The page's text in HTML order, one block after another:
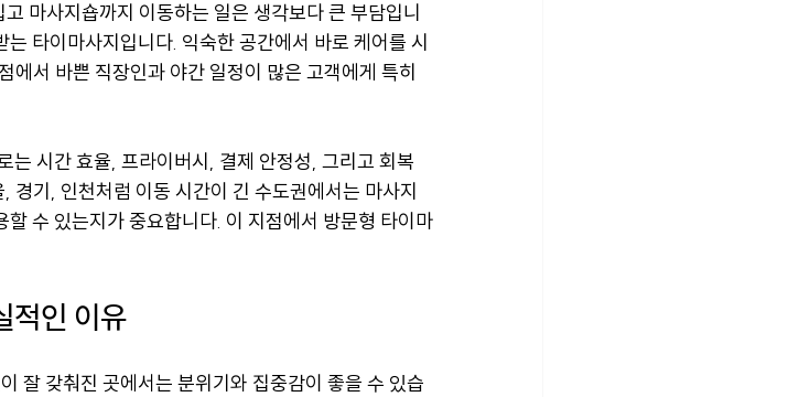
마사지숍까지 이동하는 일은 생각보다 큰 부담입니
타이마사지입니다. 익숙한 공간에서 바로 케어를 시
에서 바쁜 직장인과 야간 일정이 많은 고객에게 특히
는 시간 효율, 프라이버시, 결제 안정성, 그리고 회복
경기, 인천처럼 이동 시간이 긴 수도권에서는 마사지
수 있는지가 중요합니다. 이 지점에서 방문형 타이마
적인 이유
잘 갖춰진 곳에서는 분위기와 집중감이 좋을 수 있습